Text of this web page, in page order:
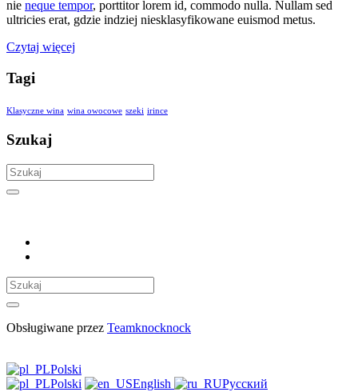
nie neque tempor, porttitor lorem id, commodo nulla. Nullam sed
ultricies erat, gdzie indziej niesklasyfikowane euismod metus.
Czytaj więcej
Tagi
Klasyczne wina wina owocowe szeki irince
Szukaj
Obsługiwane przez Teamknocknock
Polski
Polski
English Русский